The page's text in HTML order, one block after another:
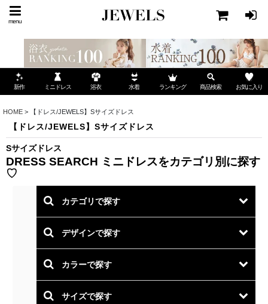
menu
新作 ミニドレス 浴衣 水着 ランキング 商品検索 お気に入り
HOME > 【ドレス/JEWELS】Sサイズドレス
【ドレス/JEWELS】Sサイズドレス
Sサイズドレス
DRESS SEARCH ミニドレスをカテゴリ別に探す
♡
カテゴリで探す
デザインで探す
カラーで探す
サイズで探す